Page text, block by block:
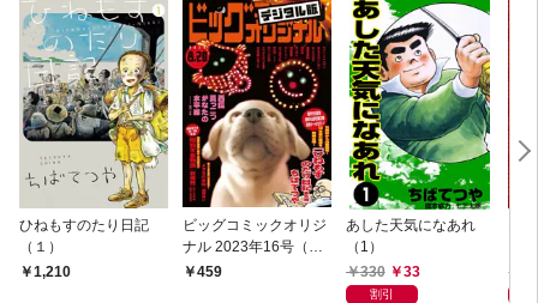
ひねもすのたり日記
（１）
1,210
ビッグコミックオリジ
ナル 2023年16号（20
23年8月4日発売)
459
あした天気になあれ
（1）
330
33
割引